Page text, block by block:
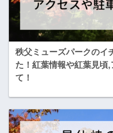
秩父ミューズパークのイ
た！紅葉情報や紅葉見頃
て！